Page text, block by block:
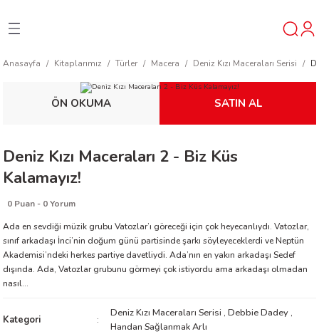
Anasayfa Kitaplarımız Türler Macera Deniz Kızı Maceraları Serisi
ÖN OKUMA SATIN AL
Deniz Kızı Maceraları 2 - Biz Küs
Kalamayız!
0 Puan - 0 Yorum
Ada en sevdiği müzik grubu Vatozlar’ı göreceği için çok heyecanlıydı. Vatozlar,
sınıf arkadaşı İnci’nin doğum günü partisinde şarkı söyleyeceklerdi ve Neptün
Akademisi’ndeki herkes partiye davetliydi. Ada’nın en yakın arkadaşı Sedef
dışında. Ada, Vatozlar grubunu görmeyi çok istiyordu ama arkadaşı olmadan
nasıl...
Kategori
Deniz Kızı Maceraları Serisi , Debbie Dadey ,
Handan Sağlanmak Arlı